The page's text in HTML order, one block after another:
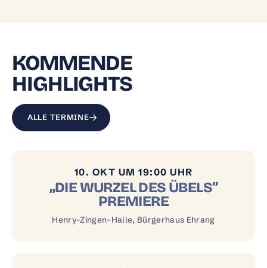
KOMMENDE
HIGHLIGHTS
ALLE TERMINE
10. OKT UM 19:00 UHR
„DIE WURZEL DES ÜBELS”
PREMIERE
Henry-Zingen-Halle, Bürgerhaus Ehrang